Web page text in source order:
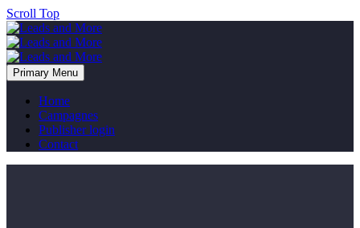
Scroll Top
Primary Menu
Home
Campagnes
Publisher login
Contact